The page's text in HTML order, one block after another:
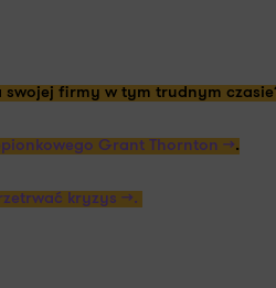
swojej firmy w tym trudnym
Grant Thornton >>.
kryzys >>.